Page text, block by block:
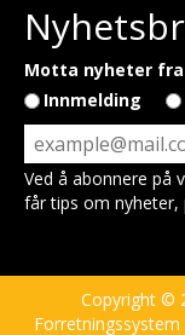
Motta nyheter
Innmelding
Ved å abonnere på
får tips om nyheter,
Copyright ©
Forretningssystem